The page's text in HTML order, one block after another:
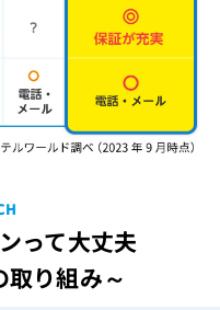
って大丈夫
取り組み～